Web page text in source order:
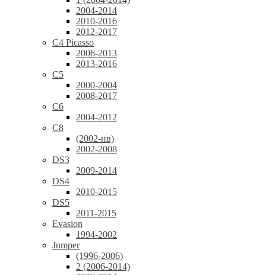
2004-2014
2010-2016
2012-2017
C4 Picasso
2006-2013
2013-2016
C5
2000-2004
2008-2017
C6
2004-2012
C8
(2002-нв)
2002-2008
DS3
2009-2014
DS4
2010-2015
DS5
2011-2015
Evasion
1994-2002
Jumper
(1996-2006)
2 (2006-2014)